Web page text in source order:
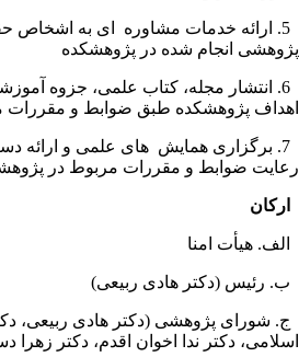
5. ارائه خدمات مشاوره ‌ ای به اشخاص
پژوهشی انجام شده در پژوهشکده
6. انتشار مجله، کتاب علمی، جزوه
اهداف پژوهشکده طبق ضوابط و مقررات
7. برگزاری همایش ‌ های علمی و ارائه
رعایت ضوابط و مقررات مربوط در
ارکان
الف. هیأت امنا
ب. رئیس (دکتر هادی ربیعی)
ج. شورای پژوهشی (دکتر هادی ربیعی،
اسلامی، دکتر ندا اخوان اقدم، دکتر زهرا